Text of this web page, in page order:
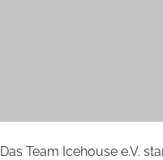
Das Team Icehouse e.V.